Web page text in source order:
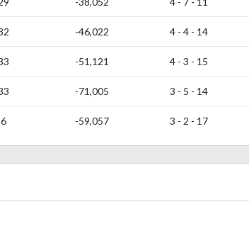
-46,022 4 - 4 - 14
-51,121 4 - 3 - 15
-71,005 3 - 5 - 14
-59,057 3 - 2 - 17